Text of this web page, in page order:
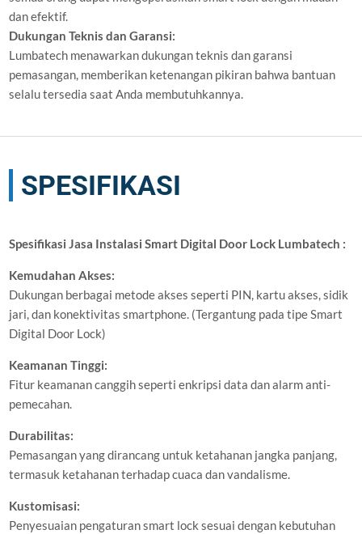
dan efektif.
Dukungan Teknis dan Garansi:
Lumbatech menawarkan dukungan teknis dan garansi
pemasangan, memberikan ketenangan pikiran bahwa bantuan
selalu tersedia saat Anda membutuhkannya.
SPESIFIKASI
Spesifikasi Jasa Instalasi Smart Digital Door Lock Lumbatech :
Kemudahan Akses:
Dukungan berbagai metode akses seperti PIN, kartu akses, sidik
jari, dan konektivitas smartphone. (Tergantung pada tipe Smart
Digital Door Lock)
Keamanan Tinggi:
Fitur keamanan canggih seperti enkripsi data dan alarm anti-
pemecahan.
Durabilitas:
Pemasangan yang dirancang untuk ketahanan jangka panjang,
termasuk ketahanan terhadap cuaca dan vandalisme.
Kustomisasi:
Penyesuaian pengaturan smart lock sesuai dengan kebutuhan